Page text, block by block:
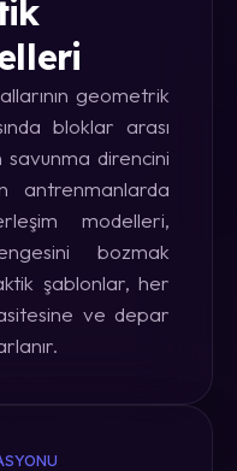
geometrik
bloklar arası
savunma direncini
antrenmanlarda
modelleri,
bozmak
şablonlar, her
ve depar